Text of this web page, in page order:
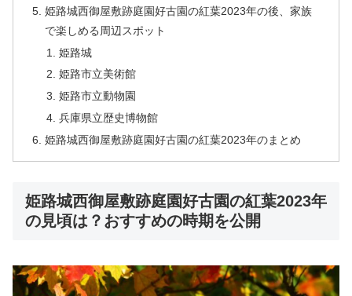
姫路城西御屋敷跡庭園好古園の紅葉2023年の後、家族
で楽しめる周辺スポット
姫路城
姫路市立美術館
姫路市立動物園
兵庫県立歴史博物館
姫路城西御屋敷跡庭園好古園の紅葉2023年のまとめ
姫路城西御屋敷跡庭園好古園の紅葉2023年
の見頃は？おすすめの時期を公開